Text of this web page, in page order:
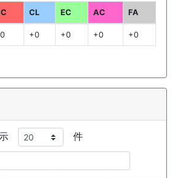
CL EC AC FA
+0 +0 +0 +0
件